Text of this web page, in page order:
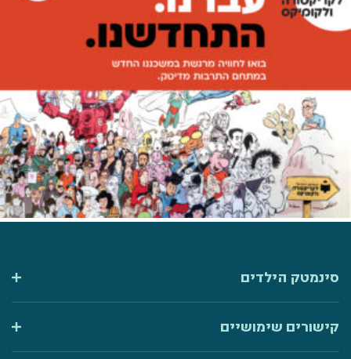
סינמטק הילדים
קישורים שימושיים